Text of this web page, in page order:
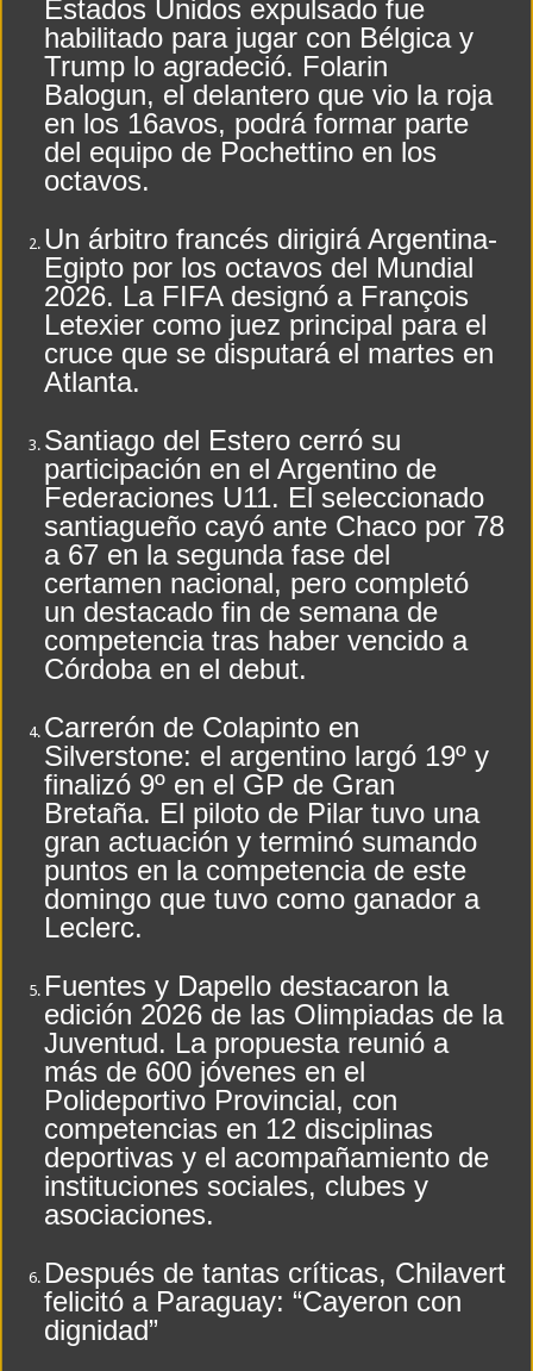
EL CLIMA EN LA CIUDAD DE FERNANDEZ EN ESTE DIA 8 DE AGOSTO
ASI TERMINO DE COTIZAR EL DOLAR EN ESTE DIA 7 DE AGOSTO
Estados Unidos expulsado fue
habilitado para jugar con Bélgica y
Trump lo agradeció. Folarin
Balogun, el delantero que vio la roja
en los 16avos, podrá formar parte
del equipo de Pochettino en los
octavos.
Un árbitro francés dirigirá Argentina-
Egipto por los octavos del Mundial
2026. La FIFA designó a François
Letexier como juez principal para el
cruce que se disputará el martes en
Atlanta.
Santiago del Estero cerró su
participación en el Argentino de
Federaciones U11. El seleccionado
santiagueño cayó ante Chaco por 78
a 67 en la segunda fase del
certamen nacional, pero completó
un destacado fin de semana de
competencia tras haber vencido a
Córdoba en el debut.
Carrerón de Colapinto en
Silverstone: el argentino largó 19º y
finalizó 9º en el GP de Gran
Bretaña. El piloto de Pilar tuvo una
gran actuación y terminó sumando
puntos en la competencia de este
domingo que tuvo como ganador a
Leclerc.
Fuentes y Dapello destacaron la
edición 2026 de las Olimpiadas de la
Juventud. La propuesta reunió a
más de 600 jóvenes en el
Polideportivo Provincial, con
competencias en 12 disciplinas
deportivas y el acompañamiento de
instituciones sociales, clubes y
asociaciones.
Después de tantas críticas, Chilavert
felicitó a Paraguay: “Cayeron con
dignidad”